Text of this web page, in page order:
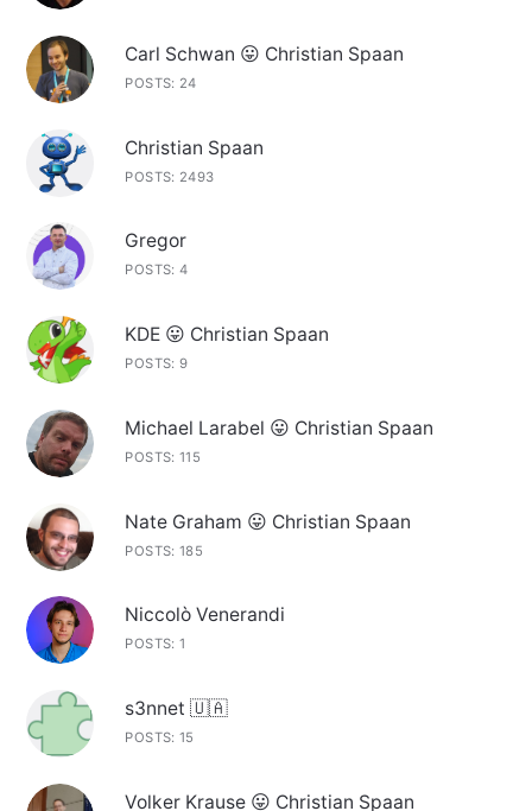
Carl Schwan 😛 Christian Spaan
POSTS: 24
Christian Spaan
POSTS: 2493
Gregor
POSTS: 4
KDE 😛 Christian Spaan
POSTS: 9
Michael Larabel 😛 Christian Spaan
POSTS: 115
Nate Graham 😛 Christian Spaan
POSTS: 185
Niccolò Venerandi
POSTS: 1
s3nnet 🇺🇦
POSTS: 15
Volker Krause 😛 Christian Spaan